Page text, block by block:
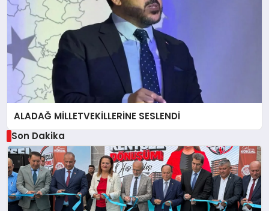
ALADAĞ MİLLETVEKİLLERİNE SESLENDİ
Son Dakika